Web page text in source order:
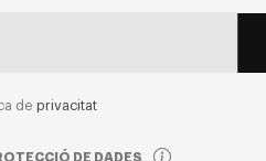
de privacitat
DE DADES